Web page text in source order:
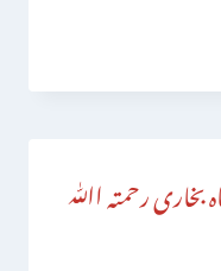
بخاری رحمتہ اﷲ